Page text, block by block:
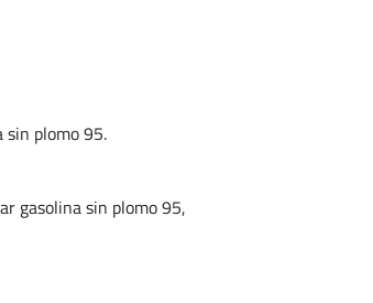
sin plomo 95.
gasolina sin plomo 95,